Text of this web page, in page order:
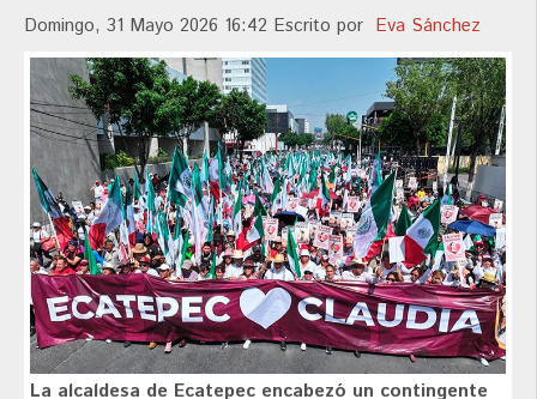
Domingo, 31 Mayo 2026 16:42 Escrito por Eva Sánchez
La alcaldesa de Ecatepec encabezó un contingente